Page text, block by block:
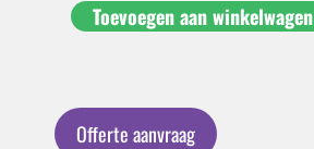
Toevoegen aan winkelwagen
Offerte aanvraag